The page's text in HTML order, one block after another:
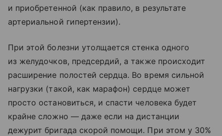
и приобретенной (как правило, в результате
артериальной гипертензии).
При этой болезни утолщается стенка одного
из желудочков, предсердий, а также происходит
расширение полостей сердца. Во время сильной
нагрузки (такой, как марафон) сердце может
просто остановиться, и спасти человека будет
крайне сложно — даже если на дистанции
дежурит бригада скорой помощи. При этом у 30%